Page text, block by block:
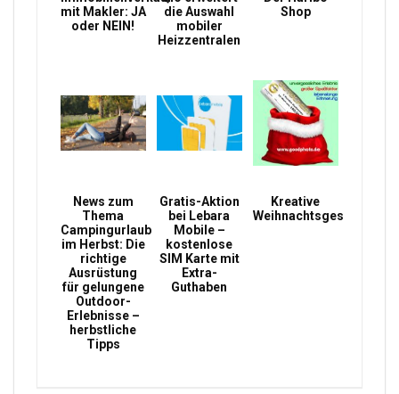
mit Makler: JA
oder NEIN!
die Auswahl
mobiler
Heizzentralen
Shop
News zum
Thema
Campingurlaub
im Herbst: Die
richtige
Ausrüstung
für gelungene
Outdoor-
Erlebnisse –
herbstliche
Tipps
Gratis-Aktion
bei Lebara
Mobile –
kostenlose
SIM Karte mit
Extra-
Guthaben
Kreative
Weihnachtsgeschenke